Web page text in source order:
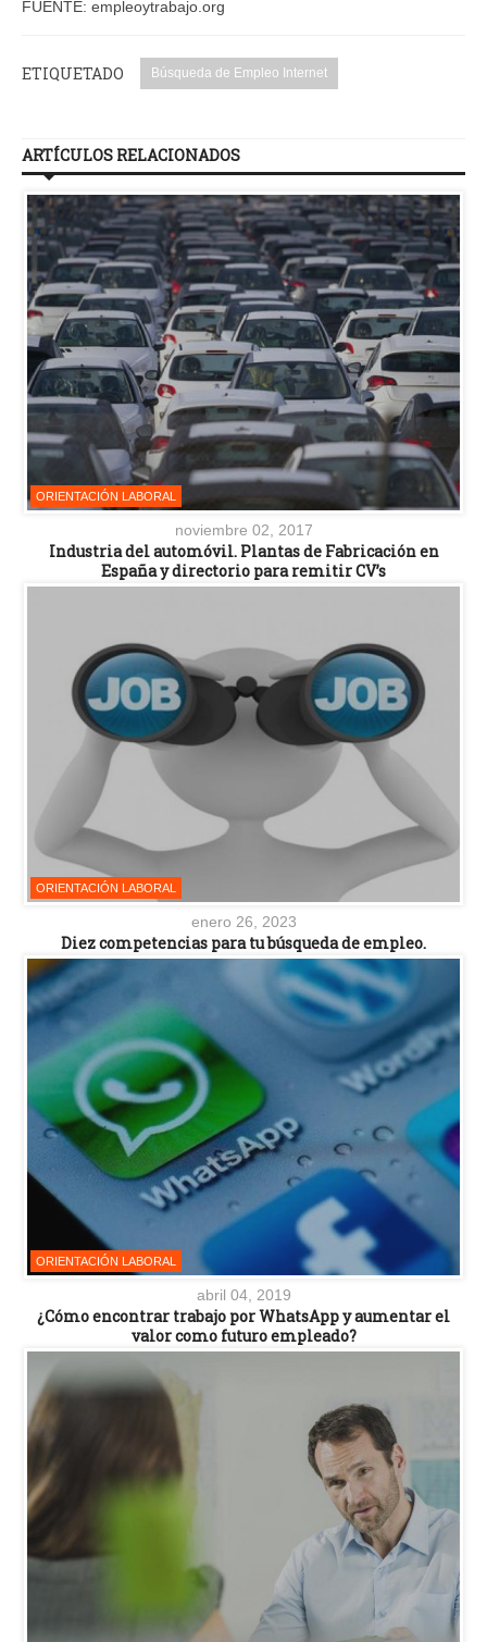
FUENTE: empleoytrabajo.org
ETIQUETADO Búsqueda de Empleo Internet
ARTÍCULOS RELACIONADOS
ORIENTACIÓN LABORAL
noviembre 02, 2017
Industria del automóvil. Plantas de Fabricación en
España y directorio para remitir CV’s
ORIENTACIÓN LABORAL
enero 26, 2023
Diez competencias para tu búsqueda de empleo.
ORIENTACIÓN LABORAL
abril 04, 2019
¿Cómo encontrar trabajo por WhatsApp y aumentar el
valor como futuro empleado?